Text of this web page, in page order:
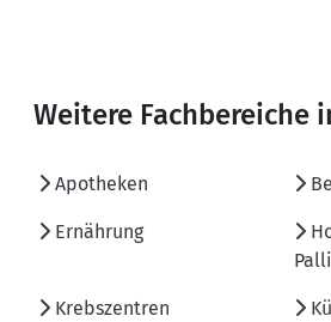
Weitere Fachbereiche
Apotheken
Ernährung
Krebszentren